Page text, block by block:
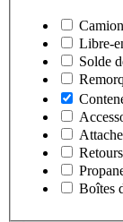
Libre-
Solde
Boîtes